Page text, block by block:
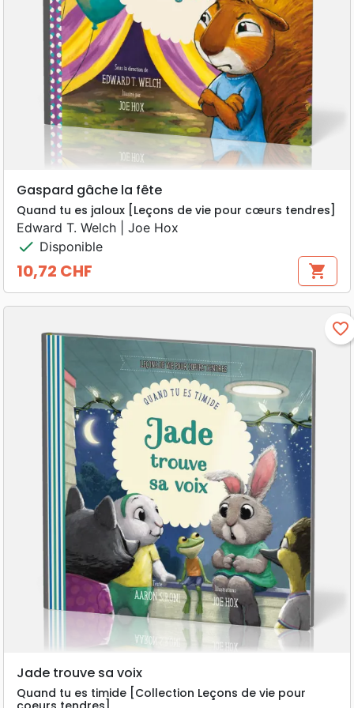
Gaspard gâche la fête
Quand tu es jaloux [Leçons de vie pour cœurs tendres]
Edward T. Welch | Joe Hox
check Disponible
Prix
10,72 CHF shopping_cart
favorite_border
Jade trouve sa voix
Quand tu es timide [Collection Leçons de vie pour